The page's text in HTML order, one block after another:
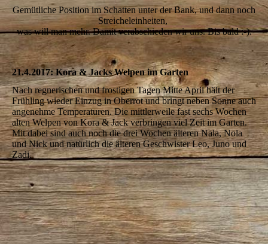
Gemütliche Position im Schatten unter der Bank, und dann noch
Streicheleinheiten,
was will man mehr. Damit verabschieden wir uns. Bis bald :-).
21.4.2017: Kora & Jacks Welpen im Garten
Nach regnerischen und frostigen Tagen Mitte April hält der
Frühling wieder Einzug in Oberrot und bringt neben Sonne auch
angenehme Temperaturen. Die mittlerweile fast sechs Wochen
alten Welpen von Kora & Jack verbringen viel Zeit im Garten.
Mit dabei sind auch noch die drei Wochen älteren Nala, Nola
und Nick und natürlich die älteren Geschwister Leo, Juno und
Zadi.
IMG_6514
IMG_6515
IMG_6520